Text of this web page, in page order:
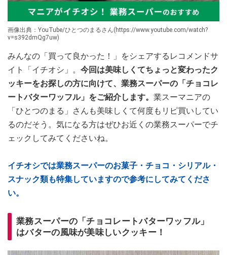
画像出典：YouTube/ひとつのまるさん(https://www.youtube.com/watch?
v=s392dmQg7uw)
みんなの「買って良かった！」をシェアするレコメンドサ
イト「イチオシ」。 今回は美味しくてちょっと変わったク
ッキーをお探しの方に向けて、業務スーパーの「チョコレ
ートバターワッフル」をご紹介します。 業スーマニアの
「ひとつのまる」さんも美味しくて何度もリピ買いしてい
るのだそう。気になる方はぜひお近くの業務スーパーでチ
ェックしてみてくださいね。
イチオシでは業務スーパーのお菓子・チョコ・シリアル・
スナック類も特集していますので参考にしてみてくださ
い。
業務スーパーの「チョコレートバターワッフル」
はバターの風味が美味しいクッキー！